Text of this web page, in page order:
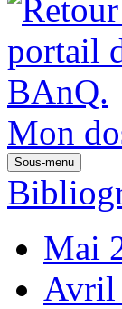
Mon
Sous-menu
Mai
Avril